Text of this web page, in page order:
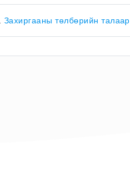
Захиргааны төлбөрийн талаар